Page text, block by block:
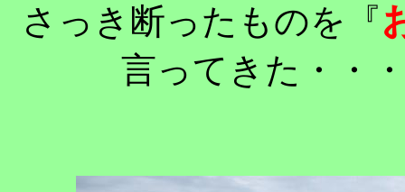
さっき断ったものを『
言ってきた・・